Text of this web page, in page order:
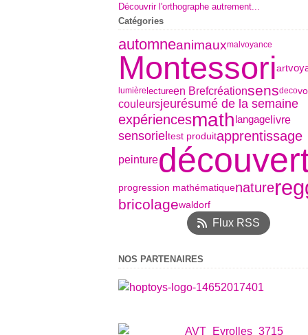
Découvrir l'orthographe autrement...
Catégories
automneanimauxmalvoyance
Montessoriart
lumièrelectureen Brefcréationsensdeco
couleursjeurésumé de la semaine
expériencesmath langagelivre
sensorieltest produitapprentissage
peinture
progression mathématiquenature
bricolagewaldorf
Flux RSS
NOS PARTENAIRES